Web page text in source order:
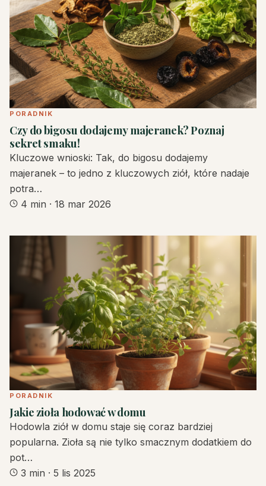
PORADNIK
Czy do bigosu dodajemy majeranek? Poznaj
sekret smaku!
Kluczowe wnioski: Tak, do bigosu dodajemy
majeranek – to jedno z kluczowych ziół, które nadaje
potra…
4 min · 18 mar 2026
PORADNIK
Jakie zioła hodować w domu
Hodowla ziół w domu staje się coraz bardziej
popularna. Zioła są nie tylko smacznym dodatkiem do
pot…
3 min · 5 lis 2025